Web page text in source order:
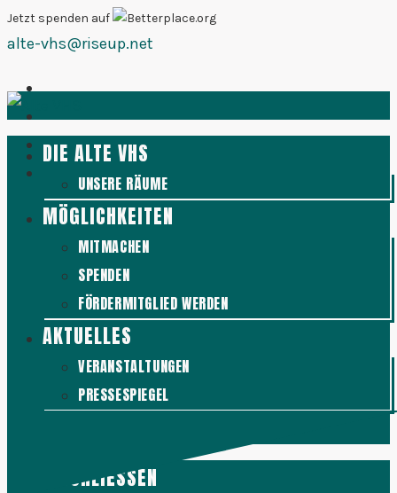
Zum
Inhalt
Jetzt spenden auf
alte-vhs@riseup.net
DIE ALTE VHS
UNSERE RÄUME
MÖGLICHKEITEN
MITMACHEN
SPENDEN
FÖRDERMITGLIED WERDEN
AKTUELLES
VERANSTALTUNGEN
PRESSESPIEGEL
SCHLIESSEN